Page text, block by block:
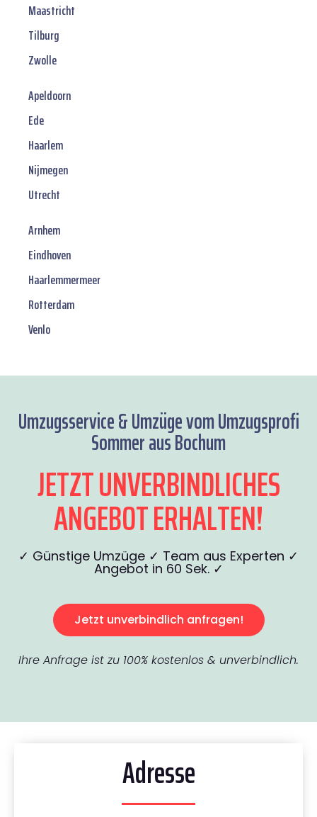
Maastricht
Tilburg
Zwolle
Apeldoorn
Ede
Haarlem
Nijmegen
Utrecht
Arnhem
Eindhoven
Haarlemmermeer
Rotterdam
Venlo
Umzugsservice & Umzüge vom Umzugsprofi
Sommer aus Bochum
JETZT UNVERBINDLICHES
ANGEBOT ERHALTEN!
✓ Günstige Umzüge ✓ Team aus Experten ✓
Angebot in 60 Sek. ✓
Jetzt unverbindlich anfragen!
Ihre Anfrage ist zu 100% kostenlos & unverbindlich.
Adresse